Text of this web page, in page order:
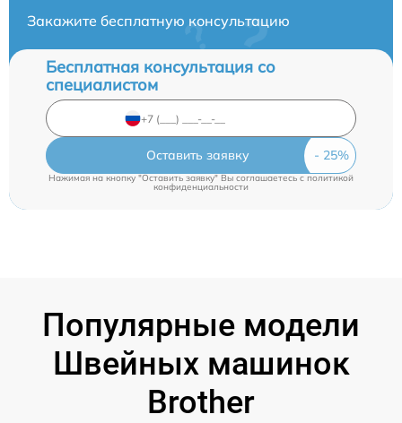
Закажите бесплатную консультацию
Бесплатная консультация со
специалистом
Оставить заявку
Нажимая на кнопку "Оставить заявку" Вы соглашаетесь c политикой
конфиденциальности
Популярные модели
Швейных машинок
Brother